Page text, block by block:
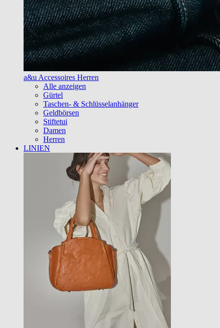
a&u Accessoires Herren
Alle anzeigen
Gürtel
Taschen- & Schlüsselanhänger
Geldbörsen
Stiftetui
Damen
Herren
LINIEN